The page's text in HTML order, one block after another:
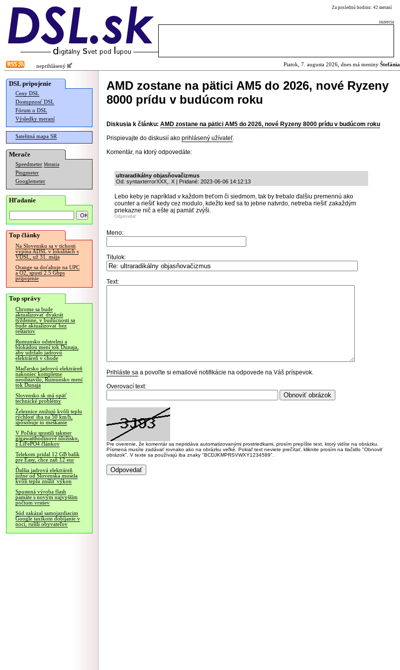
Za poslednú hodinu: 42 meraní
inzercia
neprihlásený Piatok, 7. augusta 2026, dnes má meniny Štefánia
DSL pripojenie
Ceny DSL
Dostupnosť DSL
Fórum o DSL
Výsledky meraní
Satelitná mapa SR
Merače
Speedmeter Merania
Pingmeter
Googlemeter
Hľadanie
Top články
Na Slovensku sa v tichosti
vypína ADSL v lokalitách s
VDSL, už 31. mája
Orange sa doťahuje na UPC
a O2, spustí 2.5 Gbps
pripojenie
Top správy
Chrome sa bude
aktualizovať dvakrát
týždenne, v budúcnosti sa
bude aktualizovať bez
reštartov
Rumunsko odstrelmi a
blokádou mení tok Dunaja,
aby udržalo jadrovú
elektráreň v chode
Maďarsko jadrovú elektráreň
nakoniec kompletne
neodstavilo, Rumunsko mení
tok Dunaja
Slovensko.sk má opäť
technické problémy
Železnice znižujú kvôli teplu
rýchlosť iba na 50 km/h,
spôsobuje to meškanie
V Poľsku spustili takmer
gigawatthodinové úložisko,
z LiFePO4 článkov
Telekom pridal 12 GB balík
pre Easy, chce zaň 12 eur
Ďalšia jadrová elektráreň
južne od Slovenska musela
kvôli teplu znížiť výkon
Spustená výroba flash
pamäte s novým najvyšším
počtom vrstiev
Súd zakázal samojazdiacim
Google taxíkom dobíjanie v
noci, rušili obyvateľov
AMD zostane na pätici AM5 do 2026, nové Ryzeny
8000 prídu v budúcom roku
Diskusia k článku: AMD zostane na pätici AM5 do 2026, nové Ryzeny 8000 prídu v budúcom roku
Prispievajte do diskusií ako prihlásený užívateľ.
Komentár, na ktorý odpovedáte:
ultraradikálny objasňovačizmus
Od: syntaxterrorXXX,. X | Pridané: 2023-06-06 14:12:13
Lebo keby je napríklad v každom treťom či siedmom, tak by trebalo ďalšiu premennú ako
counter a riešiť kedy cez modulo, kdežto keď sa to jebne natvrdo, netreba riešiť zakaždým
priekazne nič a ešte aj pamäť zvýši.
Odpovedať
Meno:
Titulok:
Text:
Prihláste sa a povoľte si emailové notifikácie na odpovede na Váš príspevok.
Overovací text:
Pre overenie, že komentár sa nepridáva automatizovanými prostriedkami, prosím prepíšte text, ktorý vidíte na obrázku.
Písmená musíte zadávať rovnako ako na obrázku veľké. Pokiaľ text neviete prečítať, kliknite prosím na tlačidlo "Obnoviť
obrázok". V texte sa používajú iba znaky "BCDJKMPRSVWXY1234589".